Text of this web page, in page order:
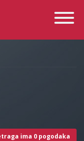
Toggle
ima 0 pogodaka